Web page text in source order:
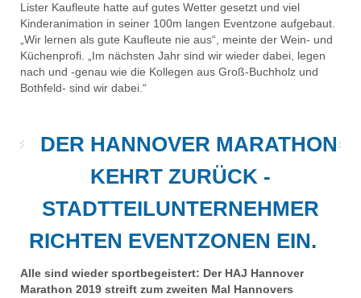
Lister Kaufleute hatte auf gutes Wetter gesetzt und viel
Kinderanimation in seiner 100m langen Eventzone aufgebaut.
„Wir lernen als gute Kaufleute nie aus“, meinte der Wein- und
Küchenprofi. „Im nächsten Jahr sind wir wieder dabei, legen
nach und -genau wie die Kollegen aus Groß-Buchholz und
Bothfeld- sind wir dabei.“
DER HANNOVER MARATHON
KEHRT ZURÜCK -
STADTTEILUNTERNEHMER
RICHTEN EVENTZONEN EIN.
Alle sind wieder sportbegeistert: Der HAJ Hannover
Marathon 2019 streift zum zweiten Mal Hannovers